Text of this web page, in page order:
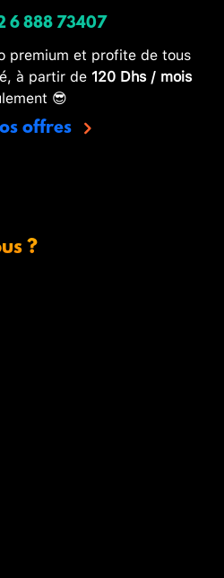
6 888 73407
premium et profite de tous
à partir de 120 Dhs / mois
😎
offres
?